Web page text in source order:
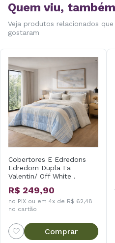
Quem viu, também
Veja produtos relacionados
gostaram
Cobertores E Edredons
Edredom Dupla Fa
Valentin/ Off White .
R$ 249,90
no PIX ou em 4x de R$ 62,48
no cartão
Comprar